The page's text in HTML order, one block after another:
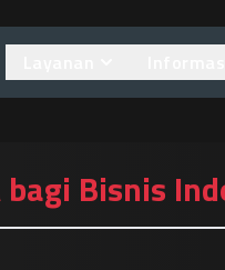
Bisnis